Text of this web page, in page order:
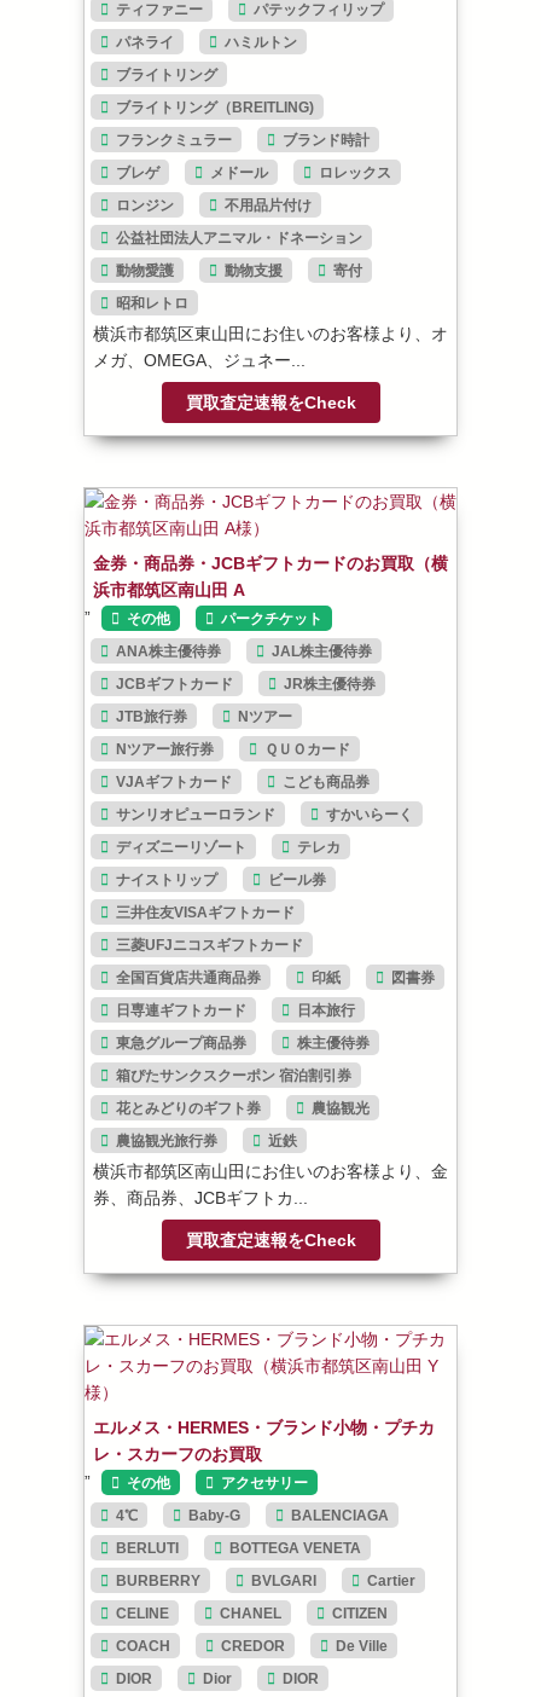
ティファニー
パテックフィリップ
パネライ
ハミルトン
ブライトリング
ブライトリング（BREITLING)
フランクミュラー
ブランド時計
ブレゲ
メドール
ロレックス
ロンジン
不用品片付け
公益社団法人アニマル・ドネーション
動物愛護
動物支援
寄付
昭和レトロ
横浜市都筑区東山田にお住いのお客様より、オ
メガ、OMEGA、ジュネー...
買取査定速報をCheck
金券・商品券・JCBギフトカードのお買取（横
浜市都筑区南山田 A
”
その他
パークチケット
ANA株主優待券
JAL株主優待券
JCBギフトカード
JR株主優待券
JTB旅行券
Nツアー
Nツアー旅行券
ＱＵＯカード
VJAギフトカード
こども商品券
サンリオピューロランド
すかいらーく
ディズニーリゾート
テレカ
ナイストリップ
ビール券
三井住友VISAギフトカード
三菱UFJニコスギフトカード
全国百貨店共通商品券
印紙
図書券
日専連ギフトカード
日本旅行
東急グループ商品券
株主優待券
箱ぴたサンクスクーポン 宿泊割引券
花とみどりのギフト券
農協観光
農協観光旅行券
近鉄
横浜市都筑区南山田にお住いのお客様より、金
券、商品券、JCBギフトカ...
買取査定速報をCheck
エルメス・HERMES・ブランド小物・プチカ
レ・スカーフのお買取
”
その他
アクセサリー
4℃
Baby-G
BALENCIAGA
BERLUTI
BOTTEGA VENETA
BURBERRY
BVLGARI
Cartier
CELINE
CHANEL
CITIZEN
COACH
CREDOR
De Ville
DIOR
Dior
DIOR